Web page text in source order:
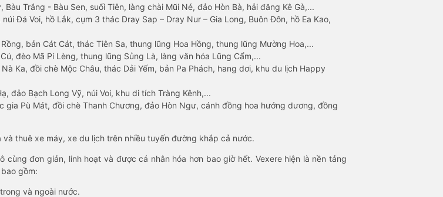
Trắng - Bàu Sen, suối Tiên, làng chài Mũi Né, đảo Hòn Bà, hải đăng Kê Gà,...
Đá Voi, hồ Lắk, cụm 3 thác Dray Sap – Dray Nur – Gia Long, Buôn Đôn, hồ Ea Kao,
bản Cát Cát, thác Tiên Sa, thung lũng Hoa Hồng, thung lũng Mường Hoa,...
đèo Mã Pí Lèng, thung lũng Sủng Là, làng văn hóa Lũng Cẩm,...
Ka, đồi chè Mộc Châu, thác Dải Yếm, bản Pa Phách, hang dơi, khu du lịch Happy
đảo Bạch Long Vỹ, núi Voi, khu di tích Tràng Kênh,...
gia Pù Mát, đồi chè Thanh Chương, đảo Hòn Ngư, cánh đồng hoa hướng dương, đồng
thuê xe máy, xe du lịch trên nhiều tuyến đường khắp cả nước.
đơn giản, linh hoạt và được cá nhân hóa hơn bao giờ hết. Vexere hiện là nền tảng
gồm:
và ngoài nước.